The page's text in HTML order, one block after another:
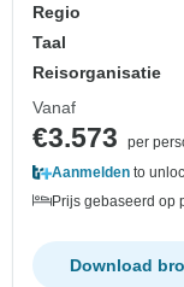
Regio
Taal
Reisorganisatie
Vanaf
€3.573
per
Aanmelden to
Prijs gebaseerd op
Download